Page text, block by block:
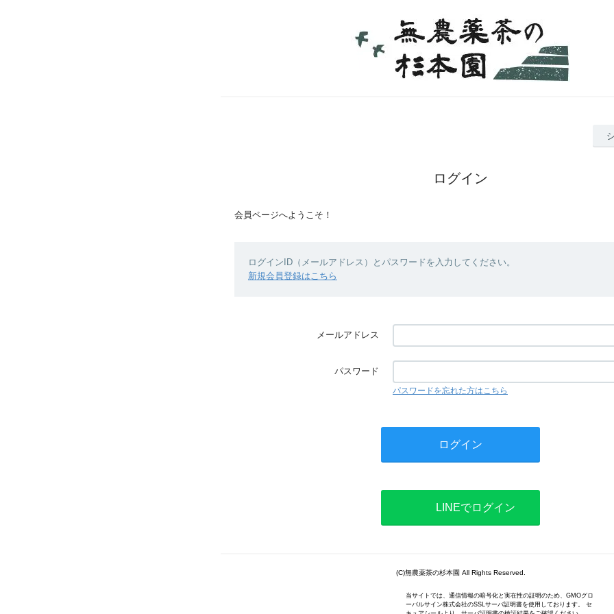
ログイン
会員ページへようこそ！
ログインID（メールアドレス）とパスワードを入力してください。
新規会員登録はこちら
メールアドレス
パスワード
パスワードを忘れた方はこちら
LINEでログイン
(C)無農薬茶の杉本園 All Rights Reserved.
当サイトでは、通信情報の暗号化と実在性の証明のため、GMOグロ
ーバルサイン株式会社のSSLサーバ証明書を使用しております。 セ